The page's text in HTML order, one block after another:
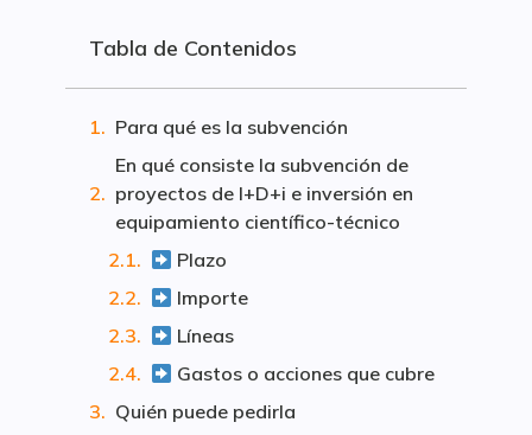
Tabla de Contenidos
Para qué es la subvención
En qué consiste la subvención de
proyectos de I+D+i e inversión en
equipamiento científico-técnico
Plazo
Importe
Líneas
Gastos o acciones que cubre
Quién puede pedirla